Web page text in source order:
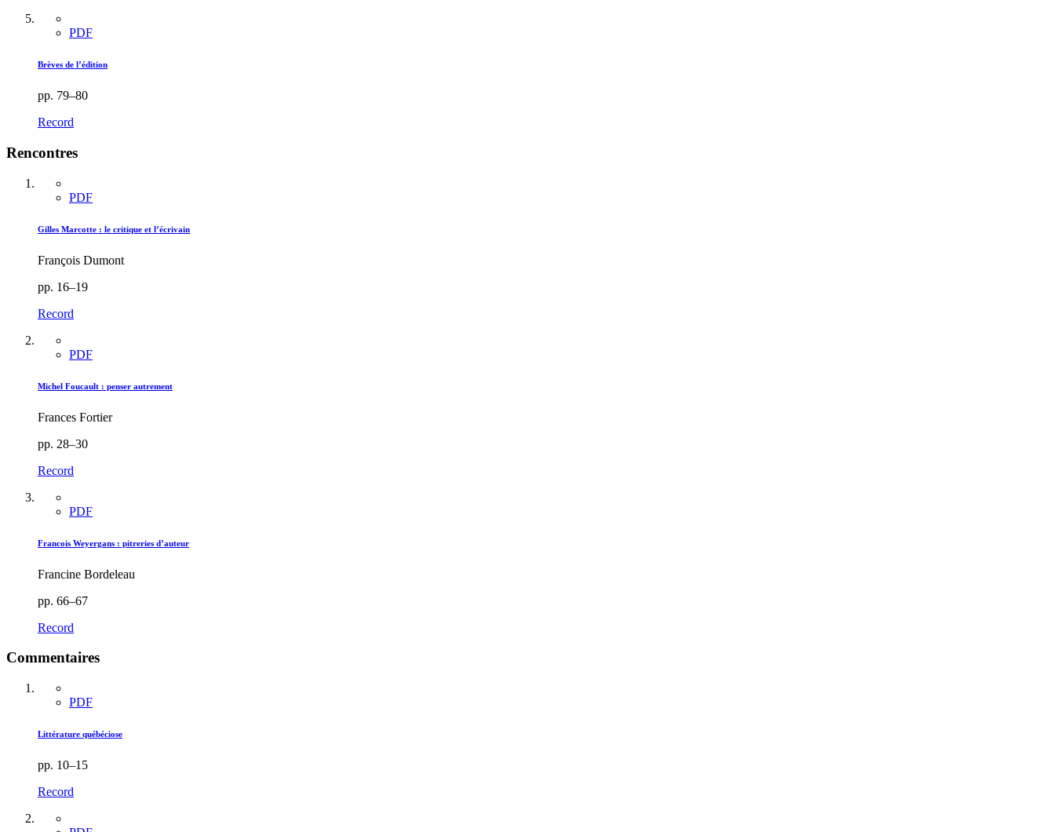
PDF
Brèves de l’édition
pp. 79–80
Record
Rencontres
PDF
Gilles Marcotte : le critique et l’écrivain
François Dumont
pp. 16–19
Record
PDF
Michel Foucault : penser autrement
Frances Fortier
pp. 28–30
Record
PDF
Francois Weyergans : pitreries d’auteur
Francine Bordeleau
pp. 66–67
Record
Commentaires
PDF
Littérature québéciose
pp. 10–15
Record